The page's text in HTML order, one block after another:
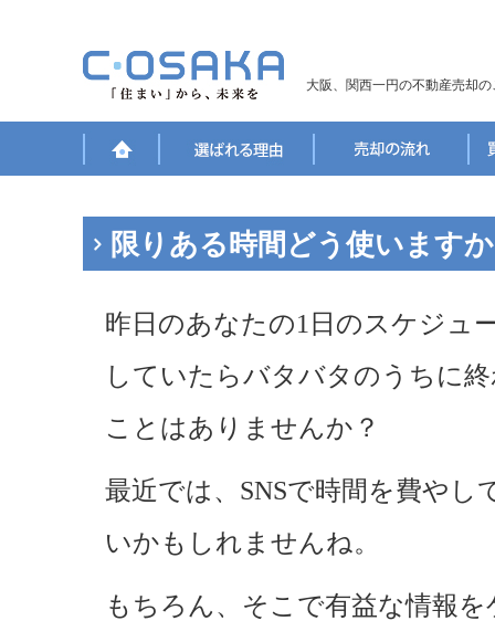
大阪、関西一円の不動産売却
限りある時間どう使います
昨日のあなたの1日のスケジュ
していたらバタバタのうちに
ことはありませんか？
最近では、SNSで時間を費や
いかもしれませんね。
もちろん、そこで有益な情報